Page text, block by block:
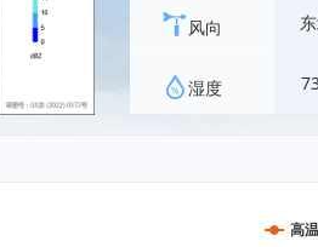
风向
湿度
高